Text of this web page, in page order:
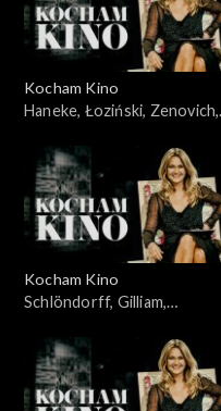
Kocham Kino
Haneke, Łoziński, Zenovich,
Kocham Kino
Schlöndorff, Gilliam,